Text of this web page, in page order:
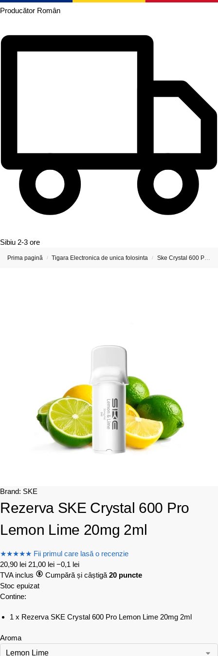
Producător Român
Sibiu 2-3 ore
Prima pagină / Tigara Electronica de unica folosinta / Ske Crystal 600 Pro Țigări Electronice & Vape-uri
Brand: SKE
Rezerva SKE Crystal 600 Pro
Lemon Lime 20mg 2ml
★★★★★ Fii primul care lasă o recenzie
20,90 lei 21,00 lei −0,1 lei
TVA inclus
Cumpără și câștigă 20 puncte
Stoc epuizat
Contine:
1 x Rezerva SKE Crystal 600 Pro Lemon Lime 20mg 2ml
Aroma